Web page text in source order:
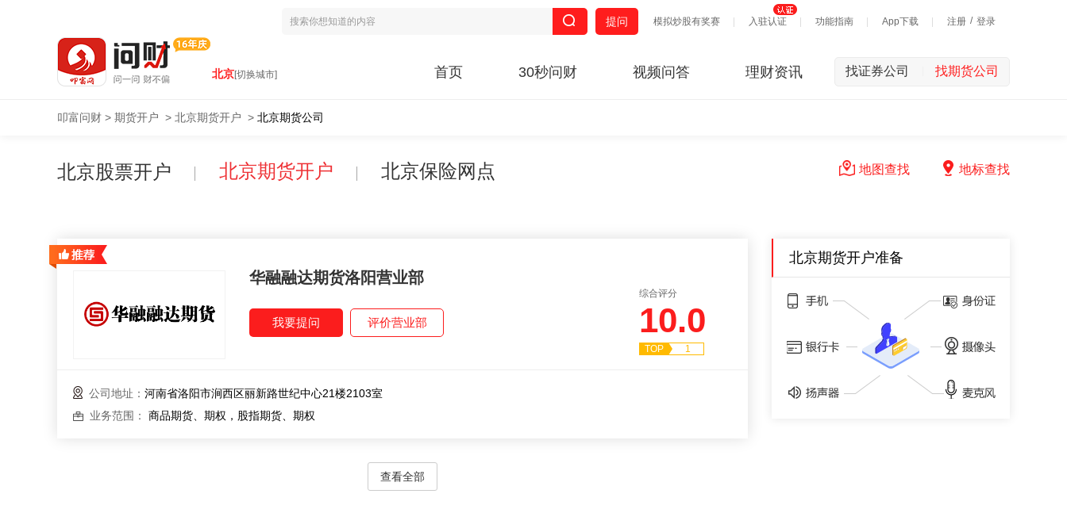
模拟炒股有奖赛 入驻认证 功能指南 App下载 注册 / 登录
提问
北京[切换城市] 首页 30秒问财 视频问答 理财资讯 找证券公司 找期货公司
叩富问财 > 期货开户 > 北京期货开户 > 北京期货公司
北京股票开户 北京期货开户 北京保险网点 地标查找
地图查找
华融融达期货洛阳营业部
公司地址： 河南省洛阳市涧西区丽新路世纪中心21楼2103室
业务范围：
商品期货、期权，股指期货、期权
综合评分
10.0
TOP 1
查看全部
北京期货开户准备